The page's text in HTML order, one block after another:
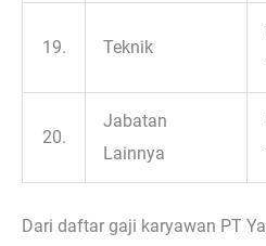
19. Teknik
20.
Jabatan
Lainnya
Dari daftar gaji karyawan PT